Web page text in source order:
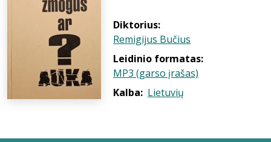
Diktorius:
Remigijus Bučius
Leidinio formatas:
MP3 (garso įrašas)
Kalba: Lietuvių